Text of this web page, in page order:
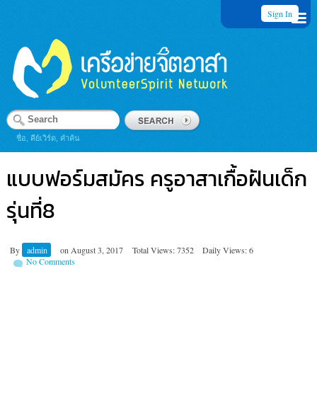
Sign In
ชื่อ, คีย์เวิร์ด, คำค้น
แบบฟอร์มสมัคร ครูอาสาเกื้อฝันเด็ก
รุ่นที่8
By admin on August 3, 2017 Total Views: 7352
Daily Views: 6
No Comments